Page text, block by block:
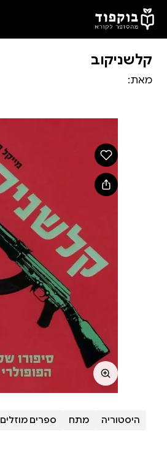
דלג לתוכן הראשי
קלשניקוב
מאת:
היסטוריה מתח ספרים מוזלים